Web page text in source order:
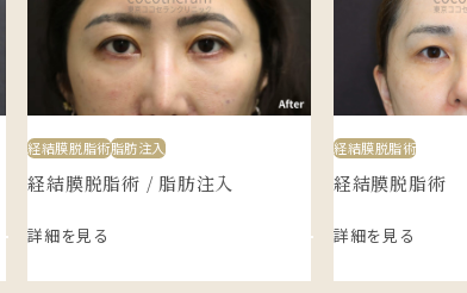
経結膜脱脂術脂肪注入
経結膜脱脂術 / 脂肪注入
詳細を見る
経結膜脱脂術
経結膜脱脂術
詳細を見る